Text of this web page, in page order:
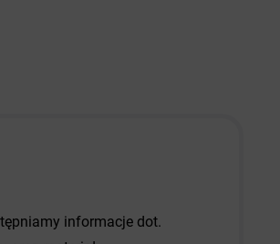
informacje dot.